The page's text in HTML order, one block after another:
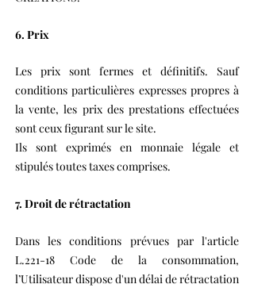
6. Prix
Les prix sont fermes et définitifs. Sauf
conditions particulières expresses propres à
la vente, les prix des prestations effectuées
sont ceux figurant sur le site.
Ils sont exprimés en monnaie légale et
stipulés toutes taxes comprises.
7. Droit de rétractation
Dans les conditions prévues par l'article
L.221-18 Code de la consommation,
l’Utilisateur dispose d'un délai de rétractation